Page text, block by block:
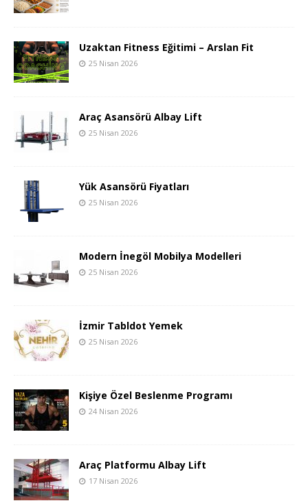
Uzaktan Fitness Eğitimi – Arslan Fit
25 Nisan 2026
Araç Asansörü Albay Lift
25 Nisan 2026
Yük Asansörü Fiyatları
25 Nisan 2026
Modern İnegöl Mobilya Modelleri
25 Nisan 2026
İzmir Tabldot Yemek
25 Nisan 2026
Kişiye Özel Beslenme Programı
24 Nisan 2026
Araç Platformu Albay Lift
17 Nisan 2026